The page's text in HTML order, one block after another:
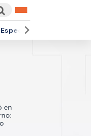
Espectáculos
en